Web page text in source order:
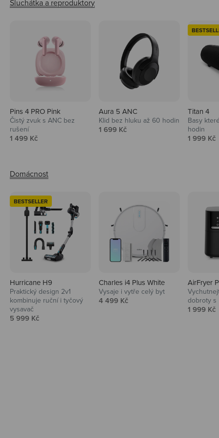
Pins 4 PRO Pink
Čistý zvuk s ANC bez
rušení
Prodejní cena
1 499 Kč
Aura 5 ANC
Klid bez hluku až 60 hodin
Prodejní cena
1 699 Kč
Titan 4
Basy
hodin
Prodejní
1 999 Kč
BESTSELLER
Hurricane H9
Praktický design 2v1
kombinuje ruční i tyčový
vysavač
Prodejní cena
5 999 Kč
Charles i4 Plus White
Vysaje i vytře celý byt
Prodejní cena
4 499 Kč
AirFryer
dobroty s
Prodejní
1 999 Kč
Audio
Niceboy sluchátka a repráky ti padnou
do noty.